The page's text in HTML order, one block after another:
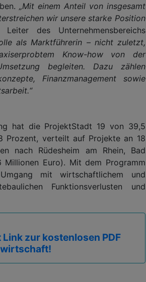
„Mit einem Anteil von insgesamt
wir unsere starke Position
des Unternehmensbereichs
als Marktführerin – nicht zuletzt,
Know-how von der
begleiten. Dazu zählen
Finanzmanagement sowie
hat die ProjektStadt 19 von 39,5
Prozent, verteilt auf Projekte an 18
nach Rüdesheim am Rhein, Bad
Millionen Euro). Mit dem Programm
mit wirtschaftlichem und
Funktionsverlusten und
zur kostenlosen PDF